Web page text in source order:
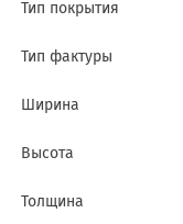
Тип покрытия
Тип фактуры
Ширина
Высота
Толщина